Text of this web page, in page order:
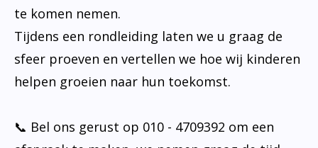
te komen nemen.
Tijdens een rondleiding laten we u graag de
sfeer proeven en vertellen we hoe wij kinderen
helpen groeien naar hun toekomst.
📞 Bel ons gerust op 010 - 4709392 om een